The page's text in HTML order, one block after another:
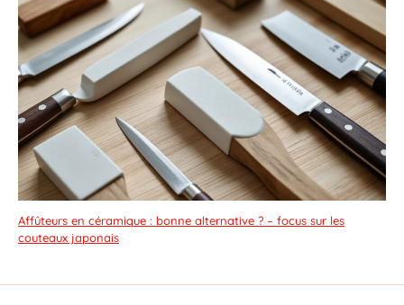
Affûteurs en céramique : bonne alternative ? – focus sur les
couteaux japonais